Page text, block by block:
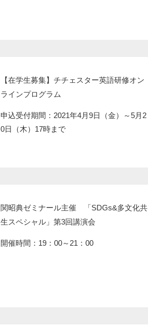
【在学生募集】チチェスター英語研修オン
ラインプログラム
申込受付期間：2021年4月9日（金）～5月2
0日（木）17時まで
関昭典ゼミナール主催 「SDGs&多文化共
生スペシャル」第3回講演会
開催時間：19：00～21：00